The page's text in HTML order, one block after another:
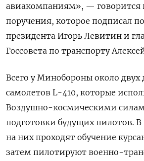
авиакомпаниям», — говорится
поручения, которое подписал
президента Игорь Левитин и
Госсовета по транспорту
Всего у Минобороны около двух
самолетов L-410, которые
Воздушно-космическими
подготовки будущих пилотов. В
на них проходят обучение
затем пилотируют военно-